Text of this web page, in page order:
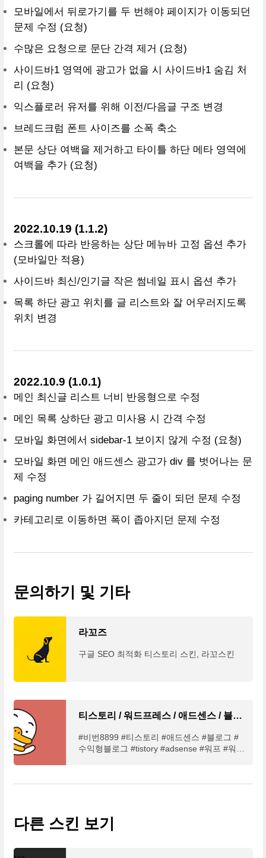
모바일에서 뒤로가기를 두 번해야 페이지가 이동되던
문제 수정 (요청)
수많은 요청으로 문단 간격 제거 (요청)
사이드바1 영역에 광고가 없을 시 사이드바1 숨김 처
리 (요청)
익스플로러 유저를 위해 이전/다음글 구조 변경
브레드크럼 폰트 사이즈를 소폭 축소
본문 상단 여백을 제거하고 타이틀 하단 메타 영역에
여백을 추가 (요청)
2022.10.19 (1.1.2)
스크롤에 따라 반응하는 상단 메뉴바 고정 옵션 추가
(모바일만 적용)
사이드바 최신/인기글 작은 썸네일 표시 옵션 추가
목록 하단 광고 위치를 글 리스트와 잘 어우러지도록
위치 변경
2022.10.9 (1.0.1)
메인 최신글 리스트 너비 반응형으로 수정
메인 목록 상하단 광고 미사용 시 간격 수정
모바일 화면에서 sidebar-1 보이지 않게 수정 (요청)
모바일 화면 메인 애드센스 광고가 div 를 벗어나는 문
제 수정
paging number 가 길어지면 두 줄이 되던 문제 수정
카테고리로 이동하면 폭이 좁아지던 문제 수정
문의하기 및 기타
라꼬즈
구글 SEO 최적화 티스토리 스킨, 라꼬스킨
티스토리 / 워드프레스 / 애드센스 / 블로그온라인수익
#비번8899 #티스토리 #애드센스 #블로그 #
수익형블로그 #tistory #adsense #워프 #워드
다른 스킨 보기